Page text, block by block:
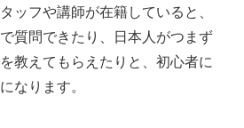
ッフや講師が在籍していると、
質問できたり、日本人がつまず
教えてもらえたりと、初心者に
なります。